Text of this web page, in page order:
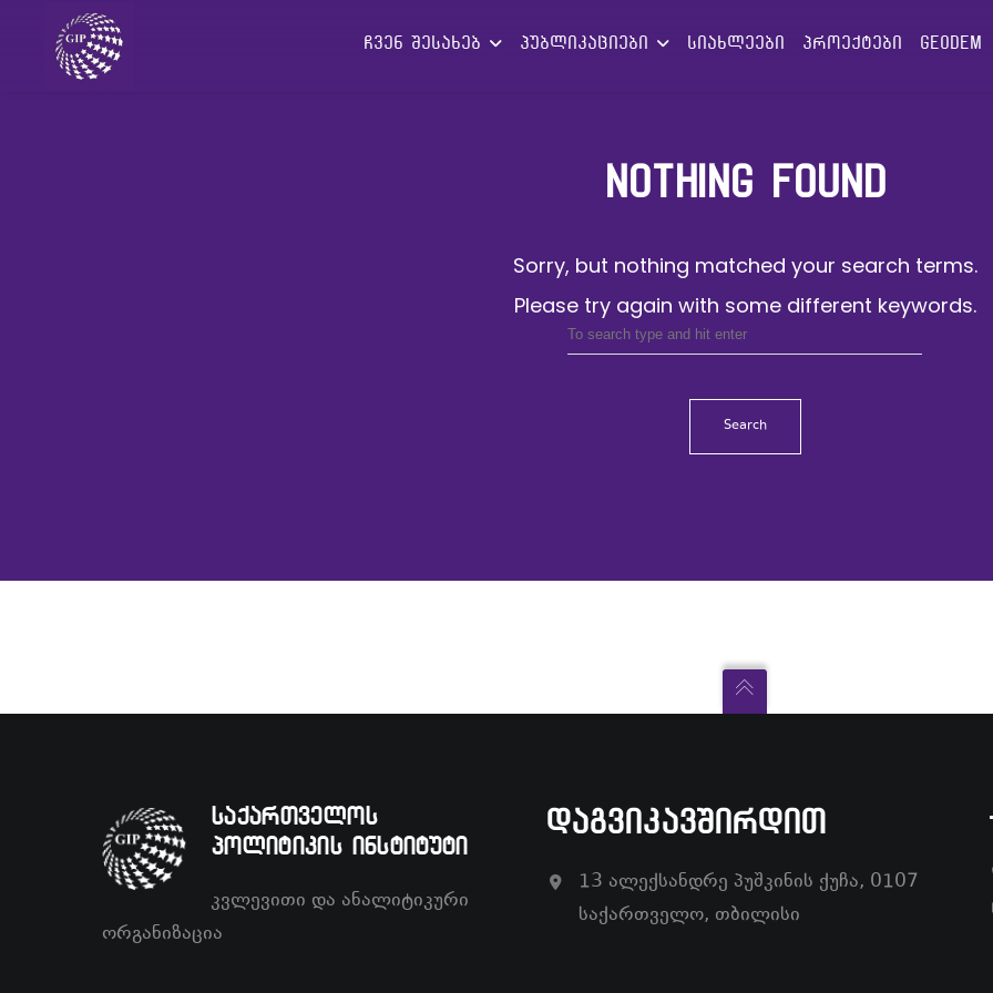
ჩვენ შესახებ პუბლიკაციები სიახლეები პროექტები GEODEM
NOTHING FOUND
Sorry, but nothing matched your search terms.
Please try again with some different keywords.
Search
საქართველოს
პოლიტიკის ინსტიტუტი
კვლევითი და ანალიტიკური
ორგანიზაცია
ᲓᲐᲒᲕᲘᲙᲐᲕᲨᲘᲠᲓᲘᲗ
13 ალექსანდრე პუშკინის ქუჩა, 0107
საქართველო, თბილისი